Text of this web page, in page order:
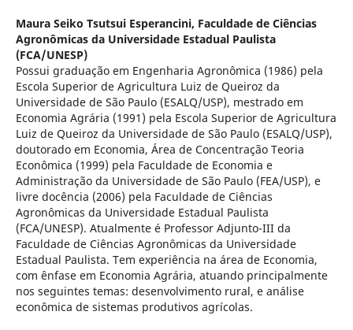
Maura Seiko Tsutsui Esperancini, Faculdade de Ciências
Agronômicas da Universidade Estadual Paulista
(FCA/UNESP)
Possui graduação em Engenharia Agronômica (1986) pela
Escola Superior de Agricultura Luiz de Queiroz da
Universidade de São Paulo (ESALQ/USP), mestrado em
Economia Agrária (1991) pela Escola Superior de Agricultura
Luiz de Queiroz da Universidade de São Paulo (ESALQ/USP),
doutorado em Economia, Área de Concentração Teoria
Econômica (1999) pela Faculdade de Economia e
Administração da Universidade de São Paulo (FEA/USP), e
livre docência (2006) pela Faculdade de Ciências
Agronômicas da Universidade Estadual Paulista
(FCA/UNESP). Atualmente é Professor Adjunto-III da
Faculdade de Ciências Agronômicas da Universidade
Estadual Paulista. Tem experiência na área de Economia,
com ênfase em Economia Agrária, atuando principalmente
nos seguintes temas: desenvolvimento rural, e análise
econômica de sistemas produtivos agrícolas.